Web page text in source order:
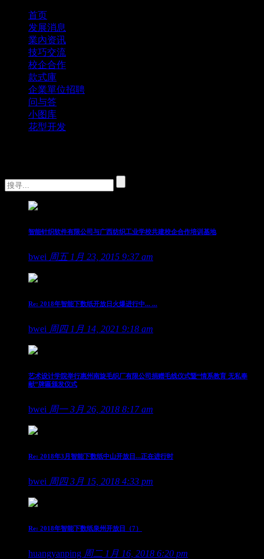
首页
发展消息
業內资讯
技巧交流
校企合作
款式庫
企業單位招聘
问与答
小图库
花型开发
智能针织软件有限公司与广西纺织工业学校共建校企合作培训基地
bwei 周五 1月 23, 2015 9:37 am
Re: 2018年智能下数纸开放日火爆进行中... ...
bwei 周四 1月 14, 2021 9:18 am
艺术设计学院举行惠州南旋毛织厂有限公司捐赠毛线仪式暨“情系教育 无私奉
献”牌匾颁发仪式
bwei 周一 3月 26, 2018 8:17 am
Re: 2018年3月智能下数纸中山开放日...正在进行时
bwei 周四 3月 15, 2018 4:33 pm
Re: 2018年智能下数纸泉州开放日（7）
huangyanping 周二 1月 16, 2018 6:20 pm